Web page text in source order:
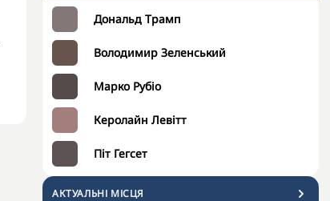
Дональд Трамп
Володимир Зеленський
Марко Рубіо
Керолайн Левітт
Піт Гегсет
АКТУАЛЬНІ МІСЦЯ